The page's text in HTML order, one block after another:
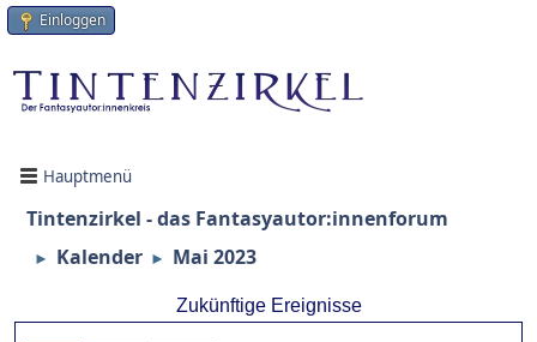
Einloggen
Hauptmenü
Tintenzirkel - das Fantasyautor:innenforum
► Kalender ► Mai 2023
Zukünftige Ereignisse